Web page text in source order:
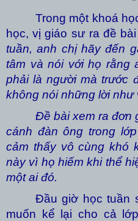
Trong một khoá
học, vị giáo sư ra đề
tuần, anh chị hãy đến
tâm và nói với họ rằng
phải là người mà trước
không nói những lời như
Đề bài xem ra đơn
cánh đàn ông trong
cảm thấy vô cùng khó
này vì họ hiếm khi thể
một ai đó.
Đầu giờ học tuần
muốn kể lại cho cả